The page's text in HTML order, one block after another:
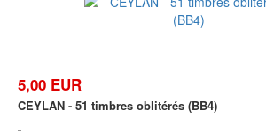
5,00 EUR
CEYLAN - 51 timbres oblitérés (BB4)